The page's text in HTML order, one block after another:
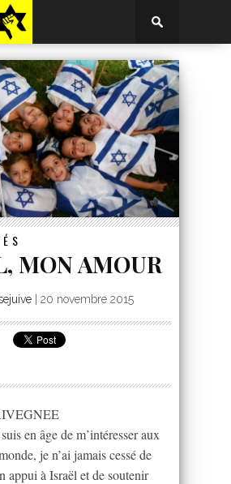
MON AMOUR
20 novembre 2015
en âge de m’intéresser aux
je n’ai jamais cessé de
appui à Israël et de soutenir